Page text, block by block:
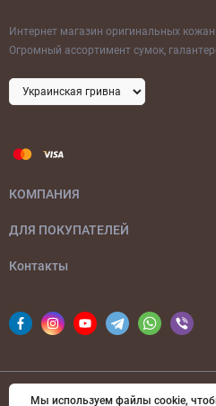
Интернет магазин оригинальных
Огромный ассортимент сумок,
КОМПАНИЯ
ДЛЯ ПОКУПАТЕЛЕЙ
Контакты
Мы используем файлы cookie,